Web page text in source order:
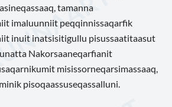
tamanna
imaluunniit peqqinnissaqarfik
inuit inatsisitigullu pisussaatitaasut
Nakorsaaneqarfianit
misissorneqarsimassaaq,
pisoqaassuseqassalluni.